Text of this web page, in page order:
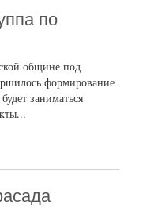
по
общине под
формирование
заниматься